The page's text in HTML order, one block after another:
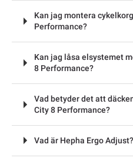
Kan jag montera
Performance?
Kan jag låsa elsystemet
8 Performance?
Vad betyder det att
City 8 Performance?
Vad är Hepha Ergo Adjust?